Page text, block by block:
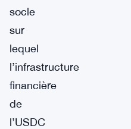
socle
sur
lequel
l’infrastructure
financière
de
l’USDC